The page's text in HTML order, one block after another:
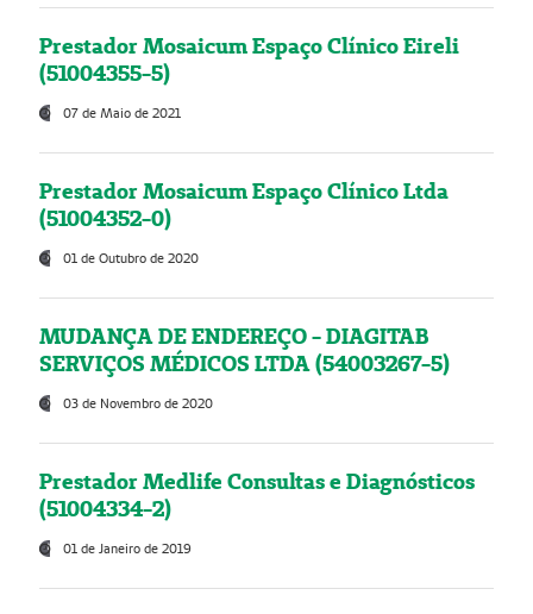
Prestador Mosaicum Espaço Clínico Eireli
(51004355-5)
07 de Maio de 2021
Prestador Mosaicum Espaço Clínico Ltda
(51004352-0)
01 de Outubro de 2020
MUDANÇA DE ENDEREÇO - DIAGITAB
SERVIÇOS MÉDICOS LTDA (54003267-5)
03 de Novembro de 2020
Prestador Medlife Consultas e Diagnósticos
(51004334-2)
01 de Janeiro de 2019